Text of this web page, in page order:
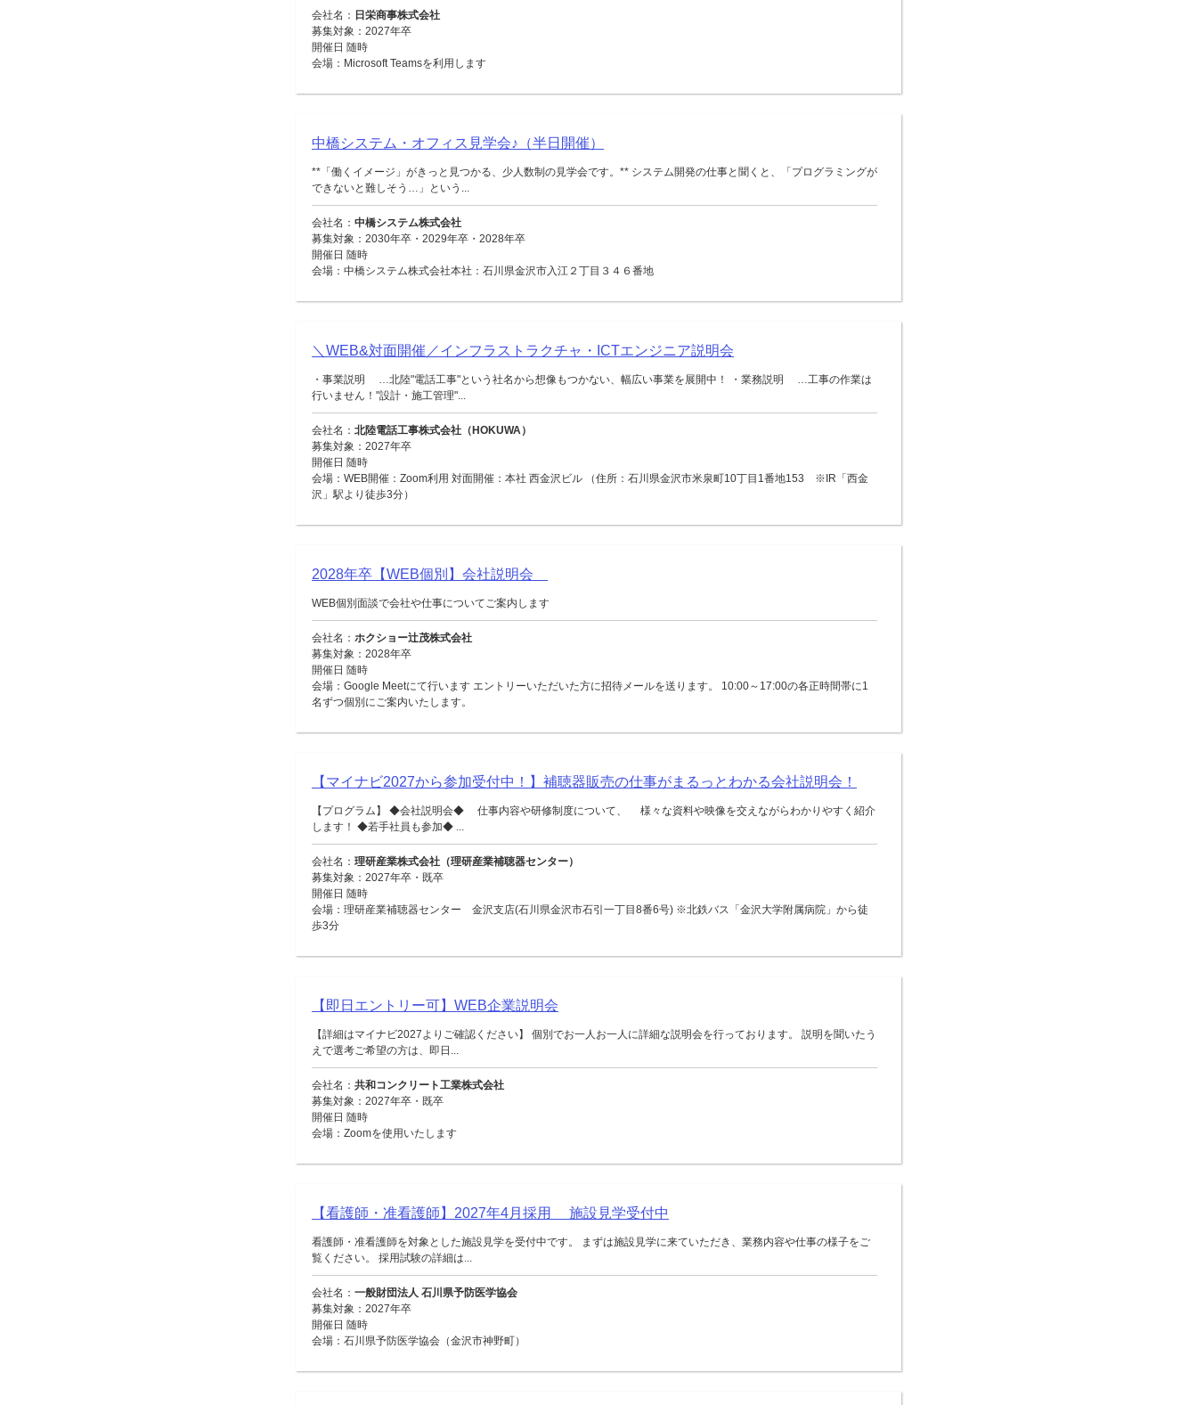
会社名： 日栄商事株式会社
募集対象：2027年卒
開催日 随時
会場：Microsoft Teamsを利用します
中橋システム・オフィス見学会♪（半日開催）
**「働くイメージ」がきっと見つかる、少人数制の見学会です。** システム開発の仕事と聞くと、「プログラミングが
できないと難しそう…」という...
会社名： 中橋システム株式会社
募集対象：2030年卒・2029年卒・2028年卒
開催日 随時
会場：中橋システム株式会社本社：石川県金沢市入江２丁目３４６番地
＼WEB&対面開催／インフラストラクチャ・ICTエンジニア説明会
・事業説明 …北陸"電話工事"という社名から想像もつかない、幅広い事業を展開中！ ・業務説明 …工事の作業は
行いません！"設計・施工管理"...
会社名： 北陸電話工事株式会社（HOKUWA）
募集対象：2027年卒
開催日 随時
会場：WEB開催：Zoom利用 対面開催：本社 西金沢ビル （住所：石川県金沢市米泉町10丁目1番地153 ※IR「西金
沢」駅より徒歩3分）
2028年卒【WEB個別】会社説明会
WEB個別面談で会社や仕事についてご案内します
会社名： ホクショー辻茂株式会社
募集対象：2028年卒
開催日 随時
会場：Google Meetにて行います エントリーいただいた方に招待メールを送ります。 10:00～17:00の各正時間帯に1
名ずつ個別にご案内いたします。
【マイナビ2027から参加受付中！】補聴器販売の仕事がまるっとわかる会社説明会！
【プログラム】 ◆会社説明会◆ 仕事内容や研修制度について、 様々な資料や映像を交えながらわかりやすく紹介
します！ ◆若手社員も参加◆ ...
会社名： 理研産業株式会社（理研産業補聴器センター）
募集対象：2027年卒・既卒
開催日 随時
会場：理研産業補聴器センター 金沢支店(石川県金沢市石引一丁目8番6号) ※北鉄バス「金沢大学附属病院」から徒
歩3分
【即日エントリー可】WEB企業説明会
【詳細はマイナビ2027よりご確認ください】 個別でお一人お一人に詳細な説明会を行っております。 説明を聞いたう
えで選考ご希望の方は、即日...
会社名： 共和コンクリート工業株式会社
募集対象：2027年卒・既卒
開催日 随時
会場：Zoomを使用いたします
【看護師・准看護師】2027年4月採用 施設見学受付中
看護師・准看護師を対象とした施設見学を受付中です。 まずは施設見学に来ていただき、業務内容や仕事の様子をご
覧ください。 採用試験の詳細は...
会社名： 一般財団法人 石川県予防医学協会
募集対象：2027年卒
開催日 随時
会場：石川県予防医学協会（金沢市神野町）